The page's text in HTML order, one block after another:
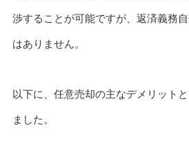
渉することが可能ですが、返済義務
はありません。
以下に、任意売却の主なデメリット
ました。